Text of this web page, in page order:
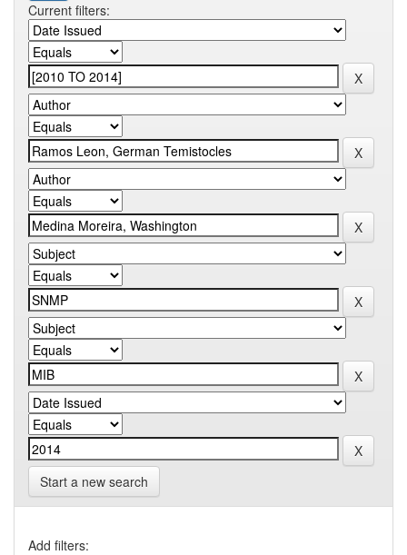
Current filters:
Start a new search
Add filters: